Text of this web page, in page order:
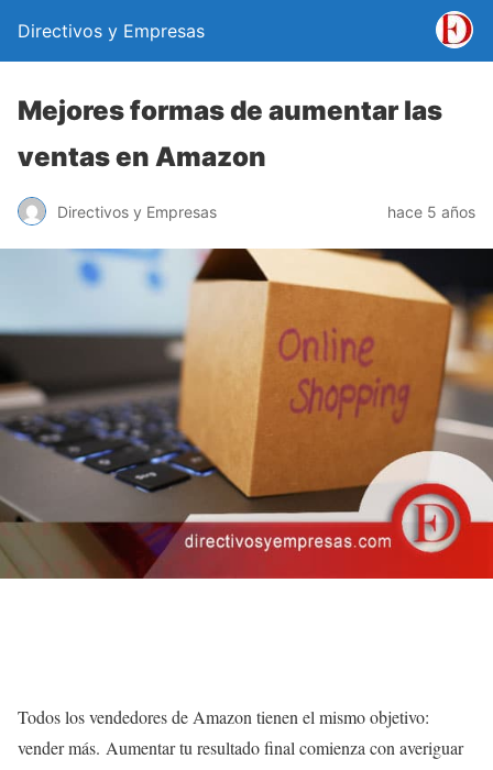
Directivos y Empresas
Mejores formas de aumentar las
ventas en Amazon
Directivos y Empresas hace 5 años
Todos los vendedores de Amazon tienen el mismo objetivo:
vender más. Aumentar tu resultado final comienza con averiguar